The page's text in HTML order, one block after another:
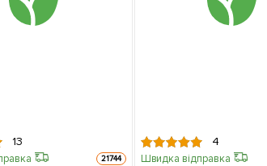
13
21744
4
Швидка відправка